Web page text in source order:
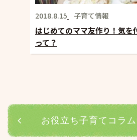
2018.8.15 子育て情報
はじめてのママ友作り！気を
って？
お役立ち子育てコラ